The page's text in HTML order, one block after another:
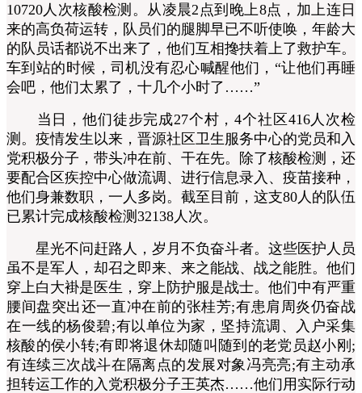
10720人次核酸检测。从凌晨2点到晚上8点，加上连日
来的高负荷运转，队员们的腿脚早已不听使唤，年龄大
的队员话都说不出来了，他们互相搀扶着上了救护车。
车到站的时候，司机没有忍心喊醒他们，“让他们再睡
会吧，他们太累了，十几个小时了……”
当日，他们徒步完成27个村，4个社区416人次检
测。疫情发生以来，晋源社区卫生服务中心的党员和入
党积极分子，带头冲在前、干在先。除了核酸检测，还
要配合区疾控中心做流调、进行信息录入、疫苗接种，
他们身兼数职，一人多岗。截至目前，这支80人的队伍
已累计完成核酸检测32138人次。
星光不问赶路人，岁月不负奋斗者。这些医护人员
虽不是军人，却召之即来、来之能战、战之能胜。他们
穿上白大褂是医生，穿上防护服是战士。他们中有严重
腰间盘突出还一直冲在前的张桂芳;有患肩周炎仍奋战
在一线的杨俊碧;有以单位为家，坚持流调、入户采集
核酸的侯小转;有即将退休却随叫随到的老党员赵小刚;
有连续三次战斗在隔离点的发展对象冯亮亮;有主动承
担转运工作的入党积极分子王英杰……他们用实际行动